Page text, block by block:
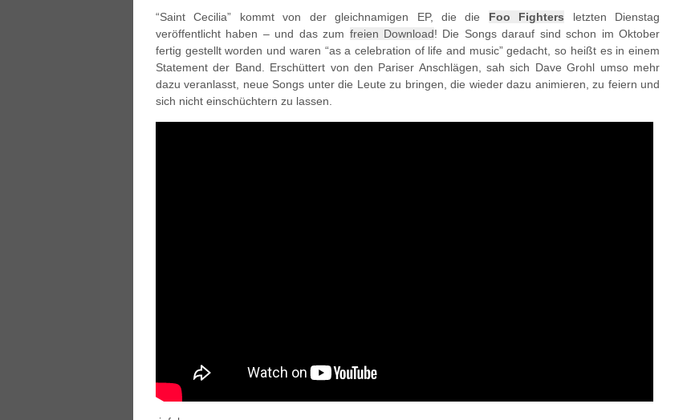
“Saint Cecilia” kommt von der gleichnamigen EP, die die Foo Fighters letzten Dienstag
veröffentlicht haben – und das zum freien Download! Die Songs darauf sind schon im Oktober
fertig gestellt worden und waren “as a celebration of life and music” gedacht, so heißt es in einem
Statement der Band. Erschüttert von den Pariser Anschlägen, sah sich Dave Grohl umso mehr
dazu veranlasst, neue Songs unter die Leute zu bringen, die wieder dazu animieren, zu feiern und
sich nicht einschüchtern zu lassen.